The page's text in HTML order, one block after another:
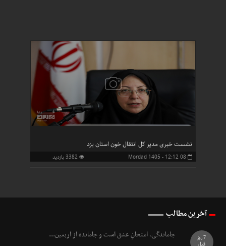
نشست خبری مدیر کل انتقال خون استان یزد
08 Mordad 1405 - 12:12 3382 بازدید
آخرین مطالب
جاماندگی، امتحانِ عشق است و جامانده از اربعین... 7 روز